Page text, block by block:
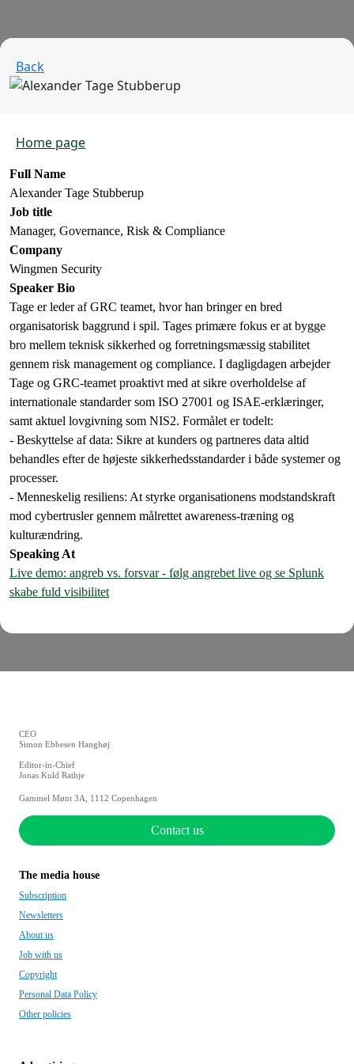
Back
Home page
Full Name
Alexander Tage Stubberup
Job title
Manager, Governance, Risk & Compliance
Company
Wingmen Security
Speaker Bio
Tage er leder af GRC teamet, hvor han bringer en bred
organisatorisk baggrund i spil. Tages primære fokus er at bygge
bro mellem teknisk sikkerhed og forretningsmæssig stabilitet
gennem risk management og compliance. I dagligdagen arbejder
Tage og GRC-teamet proaktivt med at sikre overholdelse af
internationale standarder som ISO 27001 og ISAE-erklæringer,
samt aktuel lovgivning som NIS2. Formålet er todelt:
- Beskyttelse af data: Sikre at kunders og partneres data altid
behandles efter de højeste sikkerhedsstandarder i både systemer og
processer.
- Menneskelig resiliens: At styrke organisationens modstandskraft
mod cybertrusler gennem målrettet awareness-træning og
kulturændring.
Speaking At
Live demo: angreb vs. forsvar - følg angrebet live og se Splunk
skabe fuld visibilitet
CEO
Simon Ebbesen Hanghøj
Editor-in-Chief
Jonas Kuld Rathje
Gammel Mønt 3A, 1112 Copenhagen
Contact us
The media house
Subscription
Newsletters
About us
Job with us
Copyright
Personal Data Policy
Other policies